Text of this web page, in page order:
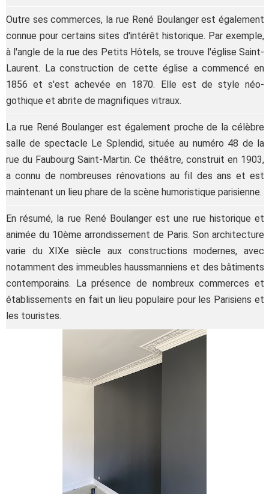
Outre ses commerces, la rue René Boulanger est également
connue pour certains sites d'intérêt historique. Par exemple,
à l'angle de la rue des Petits Hôtels, se trouve l'église Saint-
Laurent. La construction de cette église a commencé en
1856 et s'est achevée en 1870. Elle est de style néo-
gothique et abrite de magnifiques vitraux.
La rue René Boulanger est également proche de la célèbre
salle de spectacle Le Splendid, située au numéro 48 de la
rue du Faubourg Saint-Martin. Ce théâtre, construit en 1903,
a connu de nombreuses rénovations au fil des ans et est
maintenant un lieu phare de la scène humoristique parisienne.
En résumé, la rue René Boulanger est une rue historique et
animée du 10ème arrondissement de Paris. Son architecture
varie du XIXe siècle aux constructions modernes, avec
notamment des immeubles haussmanniens et des bâtiments
contemporains. La présence de nombreux commerces et
établissements en fait un lieu populaire pour les Parisiens et
les touristes.